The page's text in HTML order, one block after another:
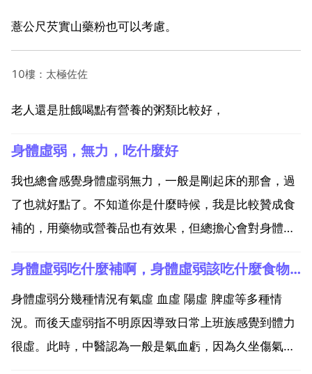
薏公尺芡實山藥粉也可以考慮。
10樓：太極佐佐
老人還是肚餓喝點有營養的粥類比較好，
身體虛弱，無力，吃什麼好
我也總會感覺身體虛弱無力，一般是剛起床的那會，過
了也就好點了。不知道你是什麼時候，我是比較贊成食
補的，用藥物或營養品也有效果，但總擔心會對身體有
單易學的菜，不妨試試！1 活鯽魚3條 約750g 枸杞
15g，香菜6g，熟豬油 姜 蔥 鹽 醋 胡椒粉 味精...
身體虛弱吃什麼補啊，身體虛弱該吃什麼食物補充？
身體虛弱分幾種情況有氣虛 血虛 陽虛 脾虛等多種情
況。而後天虛弱指不明原因導致日常上班族感覺到體力
很虛。此時，中醫認為一般是氣血虧，因為久坐傷氣導